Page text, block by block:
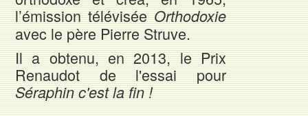
l’émission télévisée Orthodoxie
avec le père Pierre Struve.
Il a obtenu, en 2013, le Prix
Renaudot de l'essai pour
Séraphin c'est la fin !